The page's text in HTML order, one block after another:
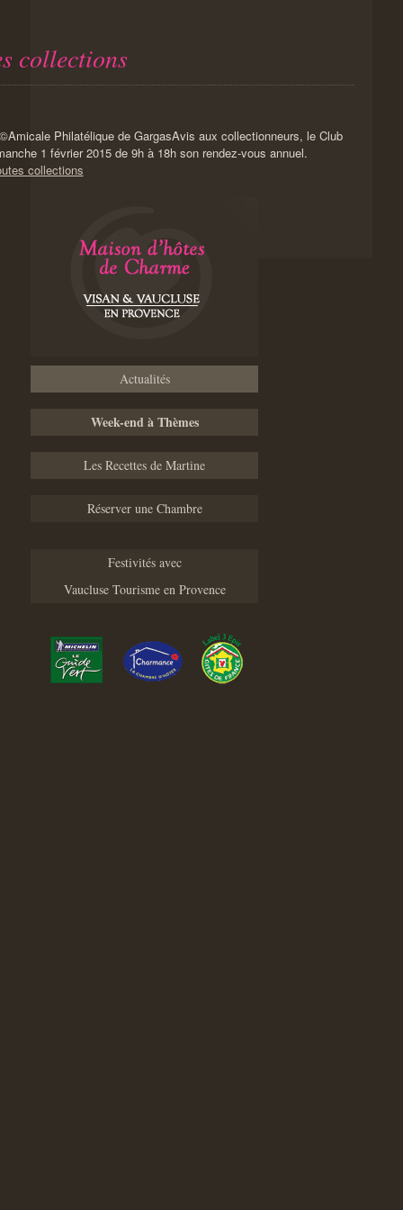
collections
Avis aux collectionneurs, le Club
1 février 2015 de 9h à 18h son rendez-vous annuel.
collections
Actualités
Week-end à Thèmes
Les Recettes de Martine
Réserver une Chambre
Festivités avec
Vaucluse Tourisme en Provence